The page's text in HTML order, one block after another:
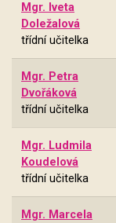
Mgr. Iveta
Doležalová
třídní učitelka
Mgr. Petra
Dvořáková
třídní učitelka
Mgr. Ludmila
Koudelová
třídní učitelka
Mgr. Marcela